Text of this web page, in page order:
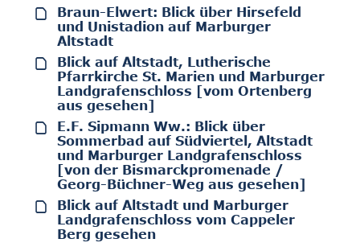
Braun-Elwert: Blick über Hirsefeld
und Unistadion auf Marburger
Altstadt
Blick auf Altstadt, Lutherische
Pfarrkirche St. Marien und Marburger
Landgrafenschloss [vom Ortenberg
aus gesehen]
E.F. Sipmann Ww.: Blick über
Sommerbad auf Südviertel, Altstadt
und Marburger Landgrafenschloss
[von der Bismarckpromenade /
Georg-Büchner-Weg aus gesehen]
Blick auf Altstadt und Marburger
Landgrafenschloss vom Cappeler
Berg gesehen